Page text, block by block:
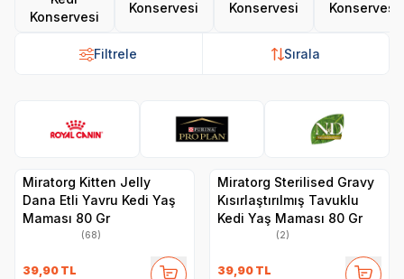
Konservesi
Konservesi
Konservesi
Konservesi
Filtrele Sırala
Miratorg Kitten Jelly
Dana Etli Yavru Kedi Yaş
Maması 80 Gr
(68)
39,90 TL
Miratorg Sterilised Gravy
Kısırlaştırılmış Tavuklu
Kedi Yaş Maması 80 Gr
(2)
39,90 TL